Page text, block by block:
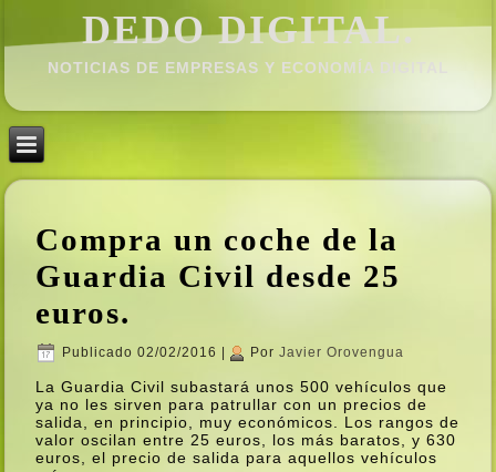
DEDO DIGITAL.
NOTICIAS DE EMPRESAS Y ECONOMÍ­A DIGITAL
Compra un coche de la
Guardia Civil desde 25
euros.
Publicado 02/02/2016 Por Javier Orovengua
La Guardia Civil subastará unos 500 vehí­culos que
ya no les sirven para patrullar con un precios de
salida, en principio, muy económicos. Los rangos de
valor oscilan entre 25 euros, los más baratos, y 630
euros, el precio de salida para aquellos vehí­culos